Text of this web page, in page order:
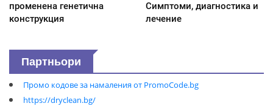
променена генетична
конструкция
Симптоми, диагностика и
лечение
Партньори
Промо кодове за намаления от PromoCode.bg
https://dryclean.bg/